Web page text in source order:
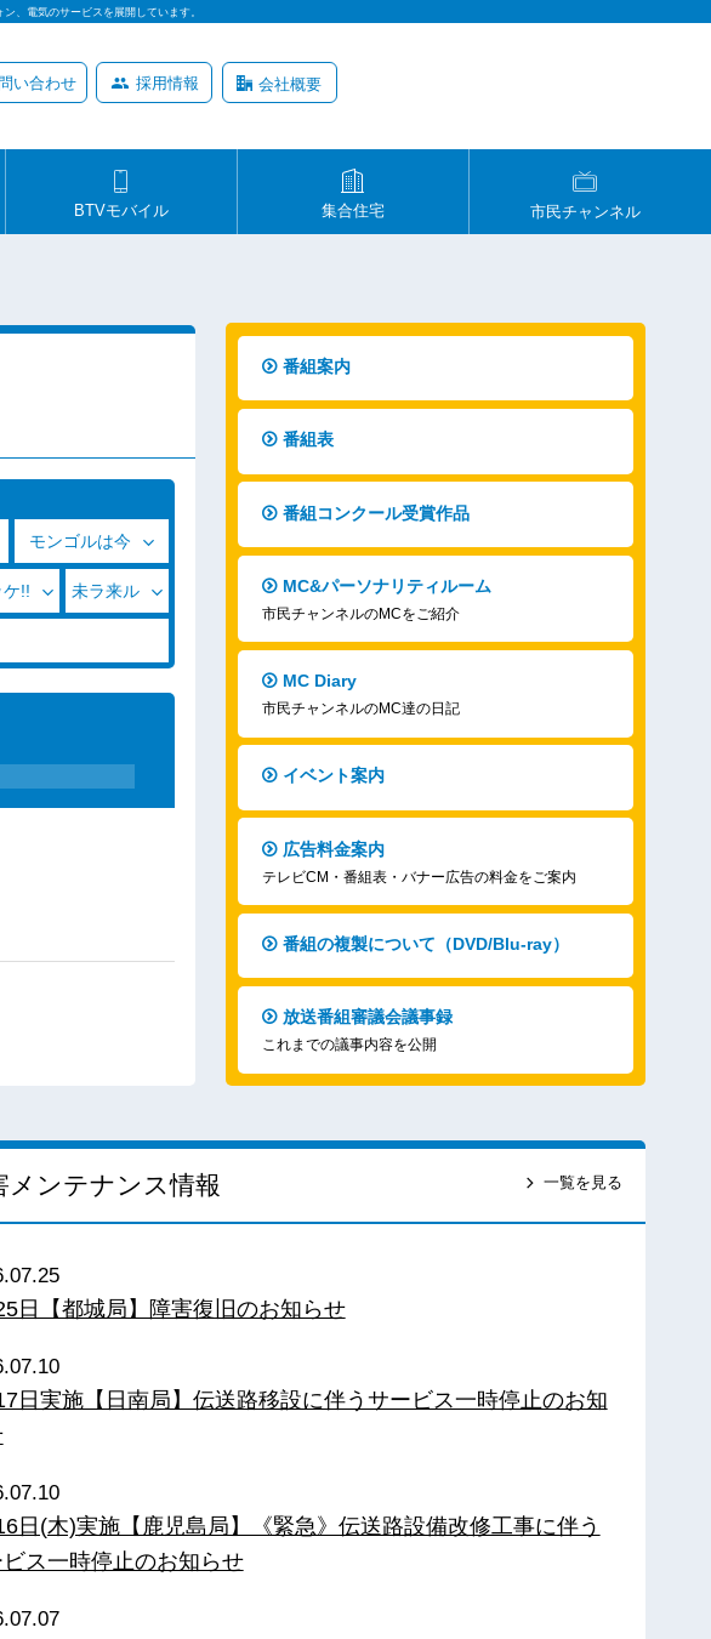
、電気のサービスを展開しています。
い合わせ 採用情報 会社概要
BTVモバイル 集合住宅 市民チャンネル
モンゴルは今
!! 未ラ来ル
番組案内
番組表
番組コンクール受賞作品
MC&パーソナリティルーム
市民チャンネルのMCをご紹介
MC Diary
市民チャンネルのMC達の日記
イベント案内
広告料金案内
テレビCM・番組表・バナー広告の料金をご案内
番組の複製について（DVD/Blu-ray）
放送番組審議会議事録
これまでの議事内容を公開
メンテナンス情報 一覧を見る
日【都城局】障害復旧のお知らせ
日実施【日南局】伝送路移設に伴うサービス一時停止のお知
日(木)実施【鹿児島局】《緊急》伝送路設備改修工事に伴う
ス一時停止のお知らせ